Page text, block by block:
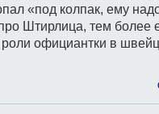
«под колпак, ему
Штирлица, тем более
официантки в